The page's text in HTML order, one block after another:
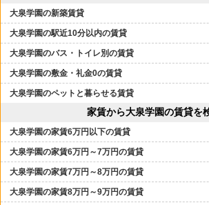
大泉学園の新築賃貸
大泉学園の駅近10分以内の賃貸
大泉学園のバス・トイレ別の賃貸
大泉学園の敷金・礼金0の賃貸
大泉学園のペットと暮らせる賃貸
家賃から大泉学園の賃貸を
大泉学園の家賃6万円以下の賃貸
大泉学園の家賃6万円～7万円の賃貸
大泉学園の家賃7万円～8万円の賃貸
大泉学園の家賃8万円～9万円の賃貸